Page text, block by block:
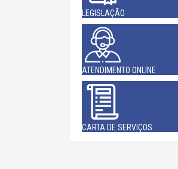
LEGISLAÇÃO
ATENDIMENTO ONLINE
CARTA DE SERVIÇOS